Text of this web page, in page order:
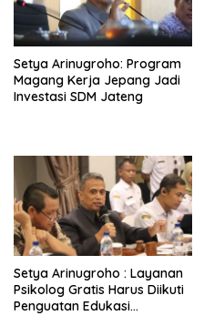
Setya Arinugroho: Program
Magang Kerja Jepang Jadi
Investasi SDM Jateng
Setya Arinugroho : Layanan
Psikolog Gratis Harus Diikuti
Penguatan Edukasi